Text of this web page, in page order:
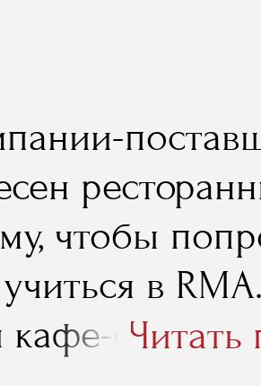
работе
именно
чтобы
в
бара, а